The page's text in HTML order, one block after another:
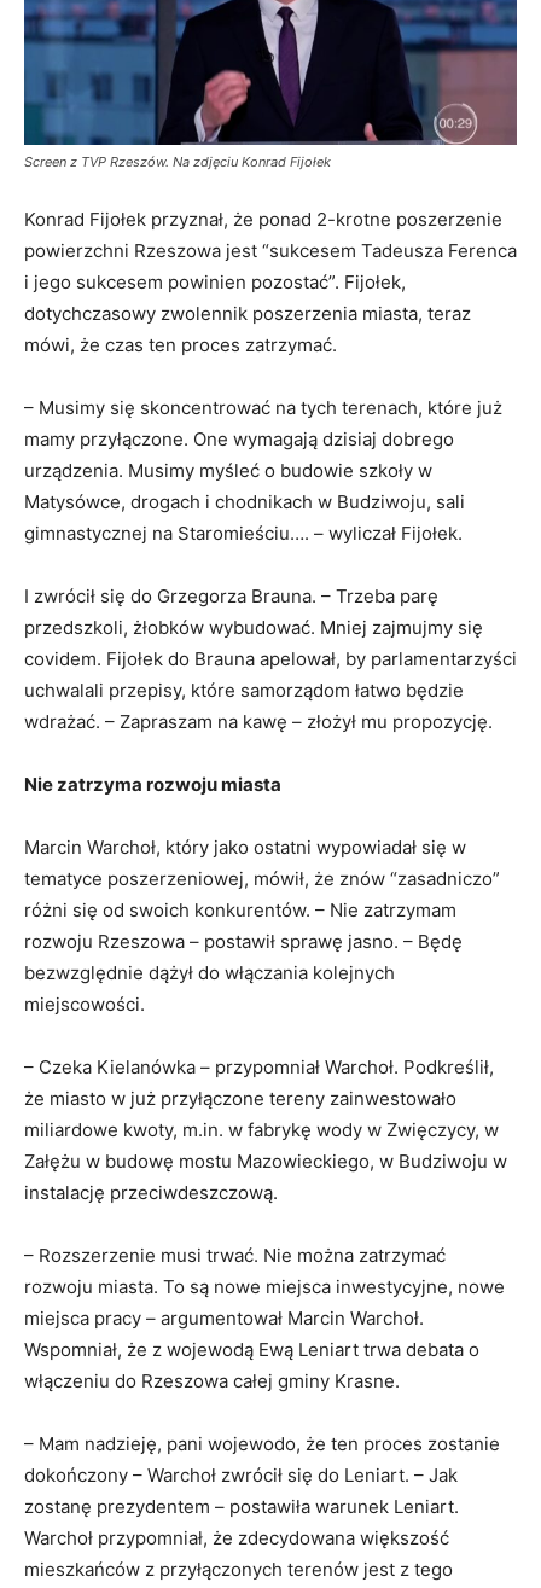
Screen z TVP Rzeszów. Na zdjęciu Konrad Fijołek
Konrad Fijołek przyznał, że ponad 2-krotne poszerzenie
powierzchni Rzeszowa jest “sukcesem Tadeusza Ferenca
i jego sukcesem powinien pozostać”. Fijołek,
dotychczasowy zwolennik poszerzenia miasta, teraz
mówi, że czas ten proces zatrzymać.
– Musimy się skoncentrować na tych terenach, które już
mamy przyłączone. One wymagają dzisiaj dobrego
urządzenia. Musimy myśleć o budowie szkoły w
Matysówce, drogach i chodnikach w Budziwoju, sali
gimnastycznej na Staromieściu…. – wyliczał Fijołek.
I zwrócił się do Grzegorza Brauna. – Trzeba parę
przedszkoli, żłobków wybudować. Mniej zajmujmy się
covidem. Fijołek do Brauna apelował, by parlamentarzyści
uchwalali przepisy, które samorządom łatwo będzie
wdrażać. – Zapraszam na kawę – złożył mu propozycję.
Nie zatrzyma rozwoju miasta
Marcin Warchoł, który jako ostatni wypowiadał się w
tematyce poszerzeniowej, mówił, że znów “zasadniczo”
różni się od swoich konkurentów. – Nie zatrzymam
rozwoju Rzeszowa – postawił sprawę jasno. – Będę
bezwzględnie dążył do włączania kolejnych
miejscowości.
– Czeka Kielanówka – przypomniał Warchoł. Podkreślił,
że miasto w już przyłączone tereny zainwestowało
miliardowe kwoty, m.in. w fabrykę wody w Zwięczycy, w
Załężu w budowę mostu Mazowieckiego, w Budziwoju w
instalację przeciwdeszczową.
– Rozszerzenie musi trwać. Nie można zatrzymać
rozwoju miasta. To są nowe miejsca inwestycyjne, nowe
miejsca pracy – argumentował Marcin Warchoł.
Wspomniał, że z wojewodą Ewą Leniart trwa debata o
włączeniu do Rzeszowa całej gminy Krasne.
– Mam nadzieję, pani wojewodo, że ten proces zostanie
dokończony – Warchoł zwrócił się do Leniart. – Jak
zostanę prezydentem – postawiła warunek Leniart.
Warchoł przypomniał, że zdecydowana większość
mieszkańców z przyłączonych terenów jest z tego